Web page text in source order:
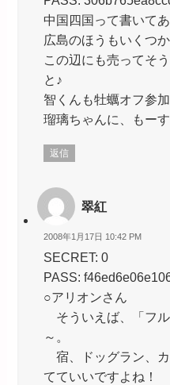
中国四国って書いてあ
広島のほうもいくつ
この辺にも売ってそ
と♪
智くんも牡蠣オフ参加
瑠璃ちゃんに、もー
返信
翠紅
2008年1月17日 10:42 PM
SECRET: 0
PASS:
○アリオンさん
そういえば、「フ
～。
宿、ドッグラン、
てていいですよね！